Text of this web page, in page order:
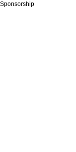
Sponsorship